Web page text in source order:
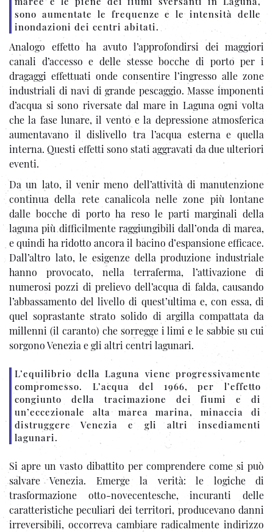
sono aumentate le frequenze e le intensità delle
inondazioni dei centri abitati.
Analogo effetto ha avuto l’approfondirsi dei maggiori
canali d’accesso e delle stesse bocche di porto per i
dragaggi effettuati onde consentire l’ingresso alle zone
industriali di navi di grande pescaggio. Masse imponenti
d’acqua si sono riversate dal mare in Laguna ogni volta
che la fase lunare, il vento e la depressione atmosferica
aumentavano il dislivello tra l’acqua esterna e quella
interna. Questi effetti sono stati aggravati da due ulteriori
eventi.
Da un lato, il venir meno dell’attività di manutenzione
continua della rete canalicola nelle zone più lontane
dalle bocche di porto ha reso le parti marginali della
laguna più difficilmente raggiungibili dall’onda di marea,
e quindi ha ridotto ancora il bacino d’espansione efficace.
Dall’altro lato, le esigenze della produzione industriale
hanno provocato, nella terraferma, l’attivazione di
numerosi pozzi di prelievo dell’acqua di falda, causando
l’abbassamento del livello di quest’ultima e, con essa, di
quel soprastante strato solido di argilla compattata da
millenni (il caranto) che sorregge i limi e le sabbie su cui
sorgono Venezia e gli altri centri lagunari.
L’equilibrio della Laguna viene progressivamente
compromesso. L’acqua del 1966, per l’effetto
congiunto della tracimazione dei fiumi e di
un’eccezionale alta marea marina, minaccia di
distruggere Venezia e gli altri insediamenti
lagunari.
Si apre un vasto dibattito per comprendere come si può
salvare Venezia. Emerge la verità: le logiche di
trasformazione otto-novecentesche, incuranti delle
caratteristiche peculiari dei territori, producevano danni
irreversibili, occorreva cambiare radicalmente indirizzo